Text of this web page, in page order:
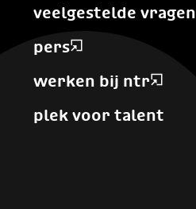
veelgestelde vragen
pers
werken bij ntr
plek voor talent